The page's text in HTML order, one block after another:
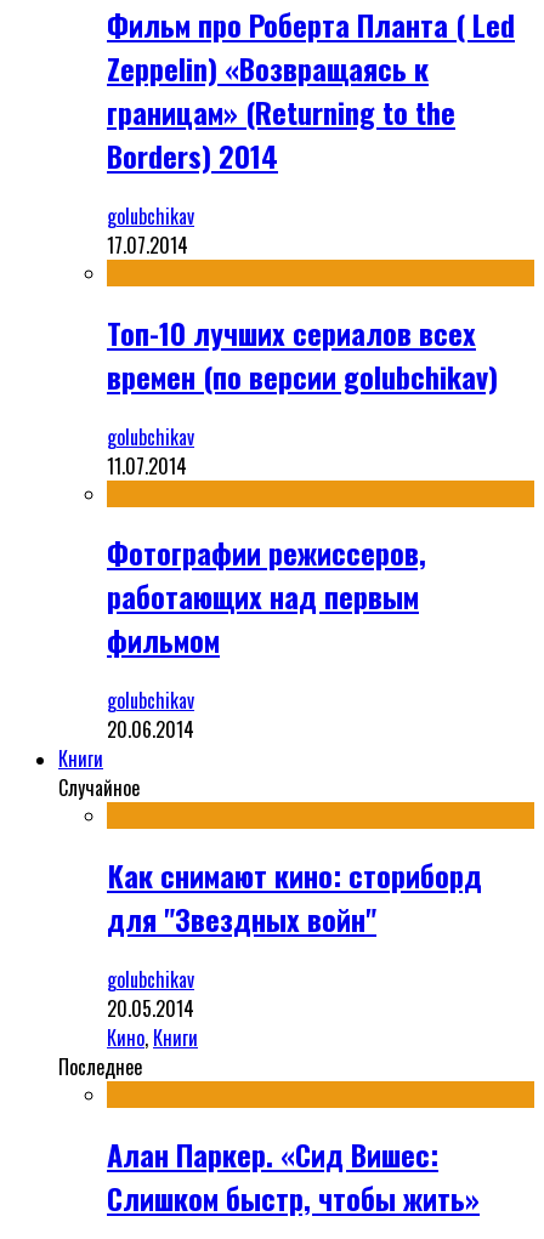
Фильм про Роберта Планта ( Led
Zeppelin) «Возвращаясь к
границам» (Returning to the
Borders) 2014
golubchikav
17.07.2014
Топ-10 лучших сериалов всех
времен (по версии golubchikav)
golubchikav
11.07.2014
Фотографии режиссеров,
работающих над первым
фильмом
golubchikav
20.06.2014
Книги
Случайное
Как снимают кино: сториборд
для "Звездных войн"
golubchikav
20.05.2014
Кино, Книги
Последнее
Алан Паркер. «Сид Вишес:
Слишком быстр, чтобы жить»